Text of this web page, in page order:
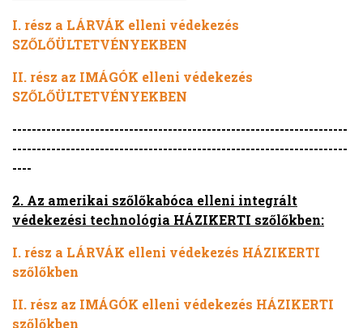
I. rész a LÁRVÁK elleni védekezés
SZŐLŐÜLTETVÉNYEKBEN
II. rész az IMÁGÓK elleni védekezés
SZŐLŐÜLTETVÉNYEKBEN
---------------------------------------------------------------------
---------------------------------------------------------------------
----
2. Az amerikai szőlőkabóca elleni integrált
védekezési technológia HÁZIKERTI szőlőkben:
I. rész a LÁRVÁK elleni védekezés HÁZIKERTI
szőlőkben
II. rész az IMÁGÓK elleni védekezés HÁZIKERTI
szőlőkben